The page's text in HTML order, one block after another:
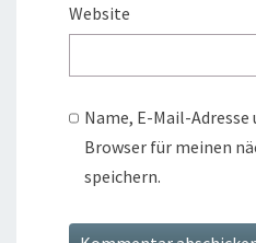
Website
Name, E-Mail-
Browser für meinen
speichern.